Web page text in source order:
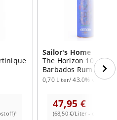
Sailor's Home
The Horizon 10 Jahre
Barbados Rum Cask
0,70 Liter/ 43.0% vol
47,95 €
(68,50 €/Liter - ohne